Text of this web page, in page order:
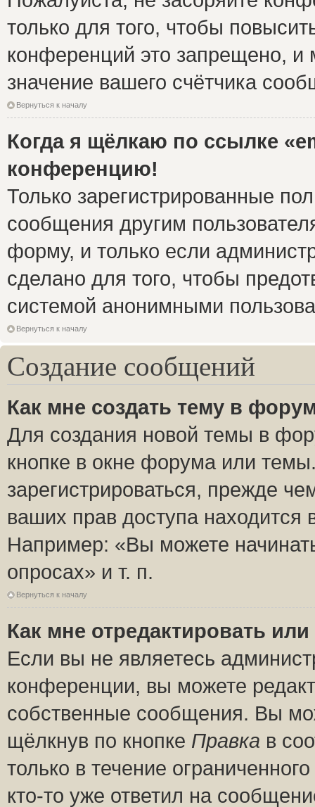
только для того, чтобы
конференций это запрещено, и
значение вашего счётчика
Вернуться к началу
Когда я щёлкаю по ссылке
конференцию!
Только зарегистрированные
сообщения другим
форму, и только если
сделано для того, чтобы
системой анонимными
Вернуться к началу
Создание сообщений
Как мне создать тему в
Для создания новой темы в
кнопке в окне форума или
зарегистрироваться, прежде
ваших прав доступа
Например: «Вы можете
опросах» и т. п.
Вернуться к началу
Как мне отредактировать
Если вы не являетесь
конференции, вы можете
собственные сообщения. Вы
щёлкнув по кнопке Правка в
только в течение
кто-то уже ответил на